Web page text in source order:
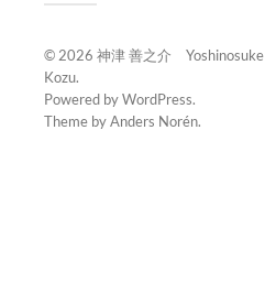
© 2026 神津 善之介 Yoshinosuke
Kozu.
Powered byWordPress.
Theme byAnders Norén.